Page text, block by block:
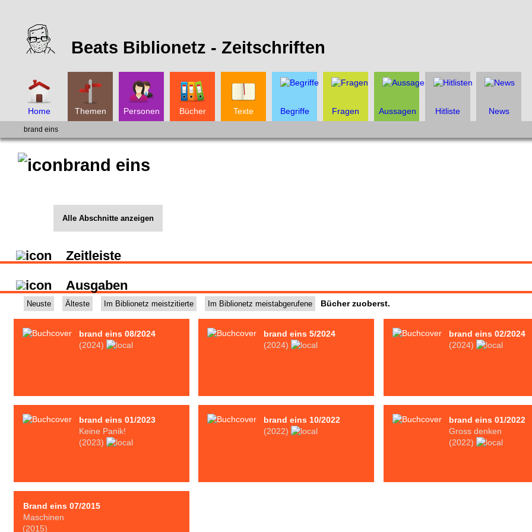
Beats Biblionetz - Zeitschriften
Home Themen Personen Bücher Texte Begriffe Fragen Aussagen Hitliste News
brand eins
brand eins
Alle Abschnitte anzeigen
Zeitleiste
Ausgaben
Neuste Älteste Im Biblionetz meistzitierte Im Biblionetz meistabgerufene Bücherzuoberst.
brand eins 08/2024
(2024)
brand eins 5/2024
(2024)
brand eins 02/2024
(2024)
brand eins 01/2023
Keine Panik!
(2023)
brand eins 10/2022
(2022)
brand eins 01/2022
Gross denken
(2022)
Brand eins 07/2015
Maschinen
(2015)